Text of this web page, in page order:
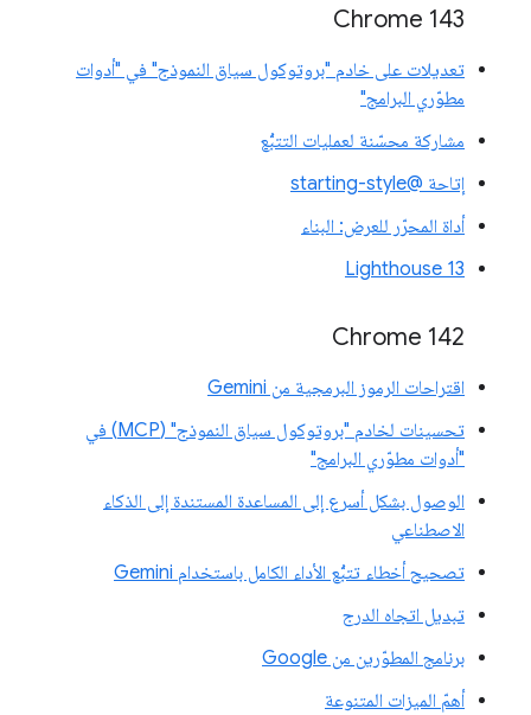
Chrome 143
تعديلات على خادم "بروتوكول سياق النموذج" في "أدوات
مطوّري البرامج"
مشاركة محسّنة لعمليات التتبُّع
إتاحة @starting-style
أداة المحرّر للعرض: البناء
Lighthouse 13
Chrome 142
اقتراحات الرموز البرمجية من Gemini
تحسينات لخادم "بروتوكول سياق النموذج" (MCP) في
"أدوات مطوّري البرامج"
الوصول بشكل أسرع إلى المساعدة المستندة إلى الذكاء
الاصطناعي
تصحيح أخطاء تتبُّع الأداء الكامل باستخدام Gemini
تبديل اتجاه الدرج
برنامج المطوّرين من Google
أهمّ الميزات المتنوعة